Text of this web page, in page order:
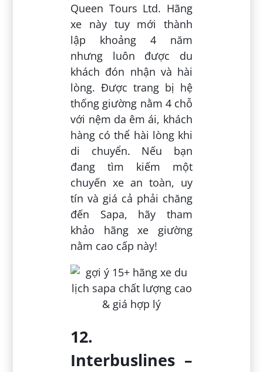
Queen Tours Ltd. Hãng
xe này tuy mới thành
lập khoảng 4 năm
nhưng luôn được du
khách đón nhận và hài
lòng. Được trang bị hệ
thống giường nằm 4 chỗ
với nệm da êm ái, khách
hàng có thể hài lòng khi
di chuyển. Nếu bạn
đang tìm kiếm một
chuyến xe an toàn, uy
tín và giá cả phải chăng
đến Sapa, hãy tham
khảo hãng xe giường
nằm cao cấp này!
12.
Interbuslines –